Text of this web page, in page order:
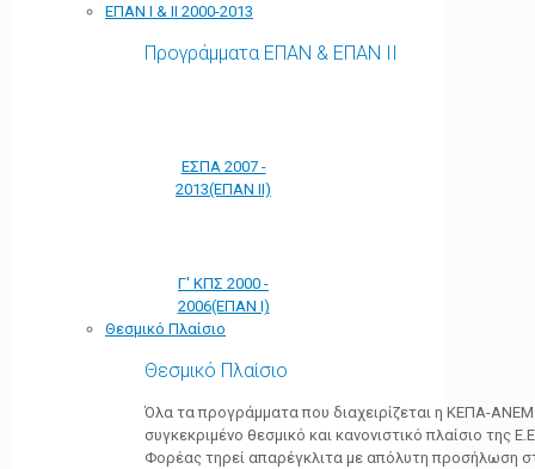
ΕΠΑΝ Ι & ΙΙ 2000-2013
Προγράμματα ΕΠΑΝ & ΕΠΑΝ ΙΙ
ΕΣΠΑ 2007 -
2013(ΕΠΑΝ ΙΙ)
Γ' ΚΠΣ 2000 -
2006(ΕΠΑΝ Ι)
Θεσμικό Πλαίσιο
Θεσμικό Πλαίσιο
Όλα τα προγράμματα που διαχειρίζεται η ΚΕΠΑ-
συγκεκριμένο θεσμικό και κανονιστικό πλαίσιο της
Φορέας τηρεί απαρέγκλιτα με απόλυτη προσήλωση